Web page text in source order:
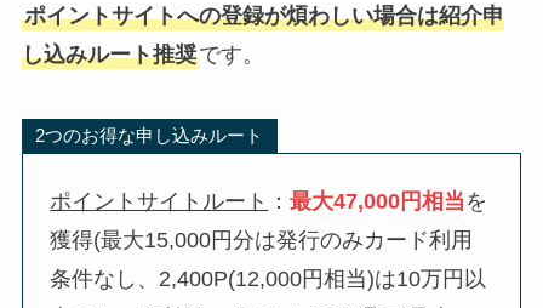
ポイントサイトへの登録が煩わしい場合は紹介申
し込みルート推奨です。
2つのお得な申し込みルート
ポイントサイトルート ：最大47,000円相当 を
獲得(最大15,000円分は発行のみカード利用
条件なし、2,400P(12,000円相当)は10万円以